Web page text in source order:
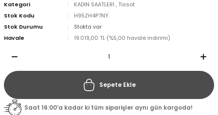
Kategori
KADIN SAATLERİ ,Tissot
Stok Kodu
H95ZH4P7NY
Stok Durumu
Stokta var
Havale
19.019,00 TL (%5,00 havale indirimi)
Sepete Ekle
Saat 16:00’a kadar ki tüm siparişler aynı gün kargoda!